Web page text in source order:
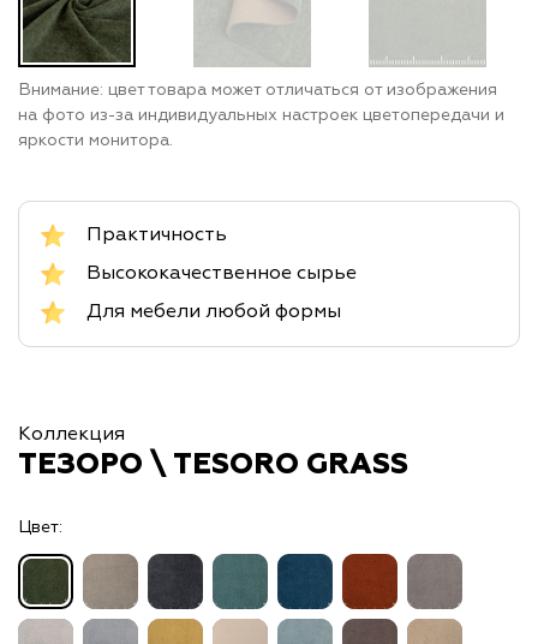
Внимание: цвет товара может отличаться от изображения
на фото из-за индивидуальных настроек цветопередачи и
яркости монитора.
Практичность
Высококачественное сырье
Для мебели любой формы
Коллекция
ТЕЗОРО \ TESORO GRASS
Цвет: